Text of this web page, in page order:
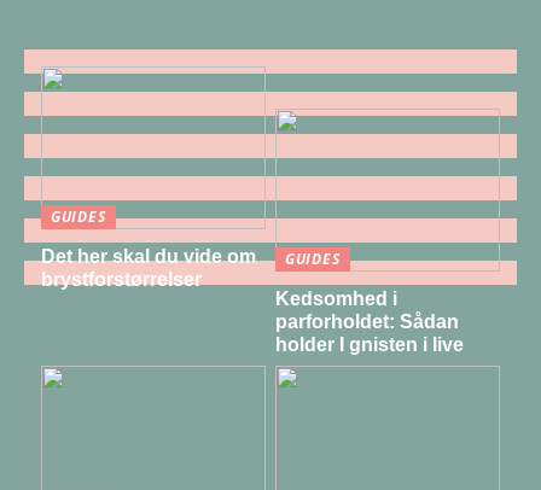
GUIDES
Det her skal du vide om
brystforstørrelser
GUIDES
Kedsomhed i
parforholdet: Sådan
holder I gnisten i live